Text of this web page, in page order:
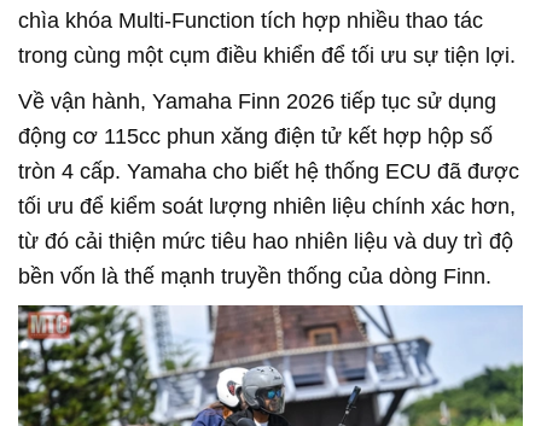
chìa khóa Multi-Function tích hợp nhiều thao tác
trong cùng một cụm điều khiển để tối ưu sự tiện lợi.
Về vận hành, Yamaha Finn 2026 tiếp tục sử dụng
động cơ 115cc phun xăng điện tử kết hợp hộp số
tròn 4 cấp. Yamaha cho biết hệ thống ECU đã được
tối ưu để kiểm soát lượng nhiên liệu chính xác hơn,
từ đó cải thiện mức tiêu hao nhiên liệu và duy trì độ
bền vốn là thế mạnh truyền thống của dòng Finn.